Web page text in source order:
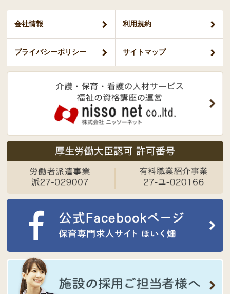
会社情報 利用規約
プライバシーポリシー サイトマップ